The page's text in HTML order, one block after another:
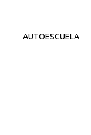
AUTOESCUELA